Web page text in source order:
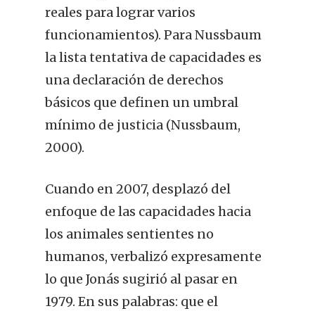
reales para lograr varios
funcionamientos). Para Nussbaum
la lista tentativa de capacidades es
una declaración de derechos
básicos que definen un umbral
mínimo de justicia (Nussbaum,
2000).
Cuando en 2007, desplazó del
enfoque de las capacidades hacia
los animales sentientes no
humanos, verbalizó expresamente
lo que Jonás sugirió al pasar en
1979. En sus palabras: que el